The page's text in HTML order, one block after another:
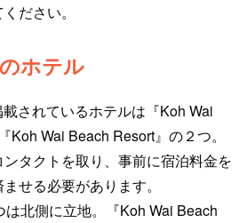
ださい。
ホテル
されているホテルは『Koh Wai
Koh Wai Beach Resort』の２つ。
タクトを取り、事前に宿泊料金を
せる必要があります。
北側に立地。『Koh Wai Beach